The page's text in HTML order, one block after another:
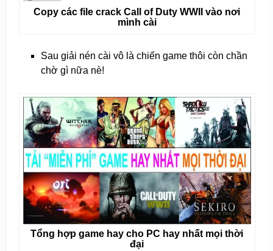
Copy các file crack Call of Duty WWII vào nơi
mình cài
Sau giải nén cài vô là chiến game thôi còn chần
chờ gì nữa nè!
Tổng hợp game hay cho PC hay nhất mọi thời
đại